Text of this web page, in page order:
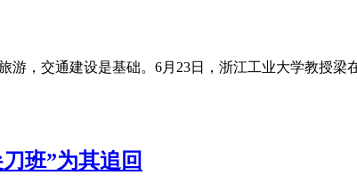
游，交通建设是基础。6月23日，浙江工业大学教授
班”为其追回